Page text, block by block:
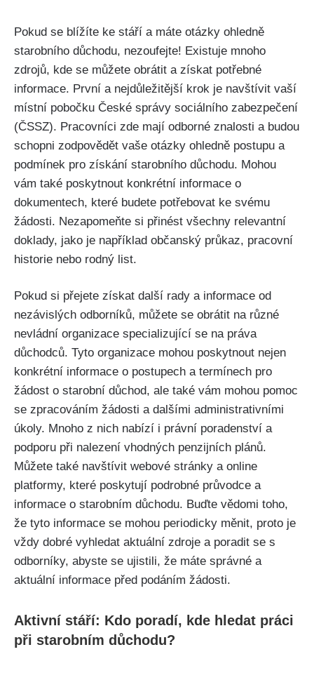
Pokud se blížíte ke stáří a máte otázky ohledně
starobního důchodu, nezoufejte! Existuje mnoho
zdrojů, kde se můžete obrátit a získat potřebné
informace. První a nejdůležitější krok je navštívit vaší
místní pobočku České správy sociálního zabezpečení
(ČSSZ). Pracovníci zde mají odborné znalosti a budou
schopni zodpovědět vaše otázky ohledně postupu a
podmínek pro získání starobního důchodu. Mohou
vám také poskytnout konkrétní informace o
dokumentech, které budete potřebovat ke svému
žádosti. Nezapomeňte si přinést všechny relevantní
doklady, jako je například občanský průkaz, pracovní
historie nebo rodný list.
Pokud si přejete získat další rady a informace od
nezávislých odborníků, můžete se obrátit na různé
nevládní organizace specializující se na práva
důchodců. Tyto organizace mohou poskytnout nejen
konkrétní informace o postupech a termínech pro
žádost o starobní důchod, ale také vám mohou pomoc
se zpracováním žádosti a dalšími administrativními
úkoly. Mnoho z nich nabízí i právní poradenství a
podporu při nalezení vhodných penzijních plánů.
Můžete také navštívit webové stránky a online
platformy, které poskytují podrobné průvodce a
informace o starobním důchodu. Buďte vědomi toho,
že tyto informace se mohou periodicky měnit, proto je
vždy dobré vyhledat aktuální zdroje a poradit se s
odborníky, abyste se ujistili, že máte správné a
aktuální informace před podáním žádosti.
Aktivní stáří: Kdo poradí, kde hledat práci
při starobním důchodu?